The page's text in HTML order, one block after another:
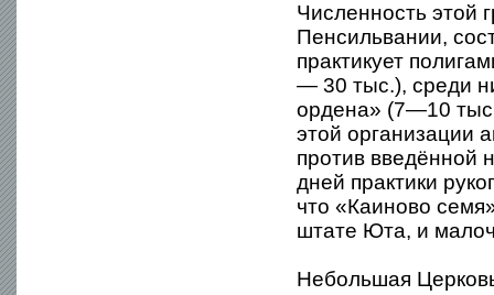
Численность этой
Пенсильвании,
практикует
— 30 тыс.), среди
ордена» (7—10
этой организации
против введённой
дней практики
что «Каиново
штате Юта, и
Небольшая